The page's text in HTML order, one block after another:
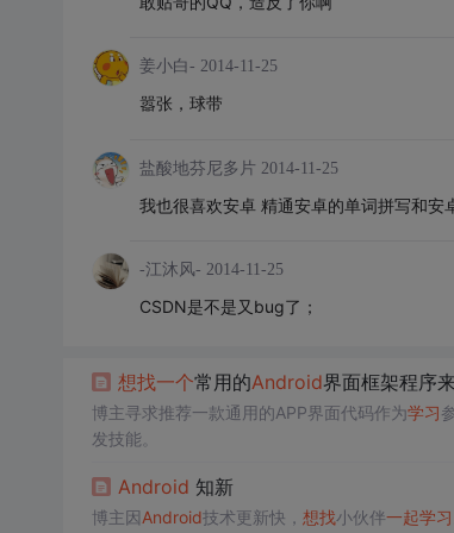
姜小白- 2014-11-25
嚣张，球带
盐酸地芬尼多片 2014-11-25
我也很喜欢安卓 精通安卓的单词拼写和
-江沐风- 2014-11-25
CSDN是不是又bug了；
想找一个常用的Android界面框架程序
博主寻求推荐一款通用的APP界面代码作为学习
发技能。
Android 知新
博主因Android技术更新快， 想找小伙伴一起学习